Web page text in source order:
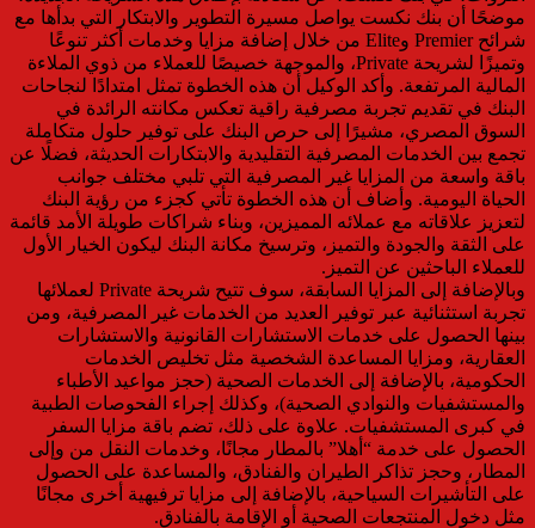
موضحًا أن بنك نكست يواصل مسيرة التطوير والابتكار التي بدأها مع
شرائح Premier وElite من خلال إضافة مزايا وخدمات أكثر تنوعًا
وتميزًا لشريحة Private، والموجهة خصيصًا للعملاء من ذوي الملاءة
المالية المرتفعة. وأكد الوكيل أن هذه الخطوة تمثل امتدادًا لنجاحات
البنك في تقديم تجربة مصرفية راقية تعكس مكانته الرائدة في
السوق المصري، مشيرًا إلى حرص البنك على توفير حلول متكاملة
تجمع بين الخدمات المصرفية التقليدية والابتكارات الحديثة، فضلًا عن
باقة واسعة من المزايا غير المصرفية التي تلبي مختلف جوانب
الحياة اليومية. وأضاف أن هذه الخطوة تأتي كجزء من رؤية البنك
لتعزيز علاقاته مع عملائه المميزين، وبناء شراكات طويلة الأمد قائمة
على الثقة والجودة والتميز، وترسيخ مكانة البنك ليكون الخيار الأول
للعملاء الباحثين عن التميز.
وبالإضافة إلى المزايا السابقة، سوف تتيح شريحة Private لعملائها
تجربة استثنائية عبر توفير العديد من الخدمات غير المصرفية، ومن
بينها الحصول على خدمات الاستشارات القانونية والاستشارات
العقارية، ومزايا المساعدة الشخصية مثل تخليص الخدمات
الحكومية، بالإضافة إلى الخدمات الصحية (حجز مواعيد الأطباء
والمستشفيات والنوادي الصحية)، وكذلك إجراء الفحوصات الطبية
في كبرى المستشفيات. علاوة على ذلك، تضم باقة مزايا السفر
الحصول على خدمة “أهلا” بالمطار مجانًا، وخدمات النقل من وإلى
المطار، وحجز تذاكر الطيران والفنادق، والمساعدة على الحصول
على التأشيرات السياحية، بالإضافة إلى مزايا ترفيهية أخرى مجانًا
مثل دخول المنتجعات الصحية أو الإقامة بالفنادق.